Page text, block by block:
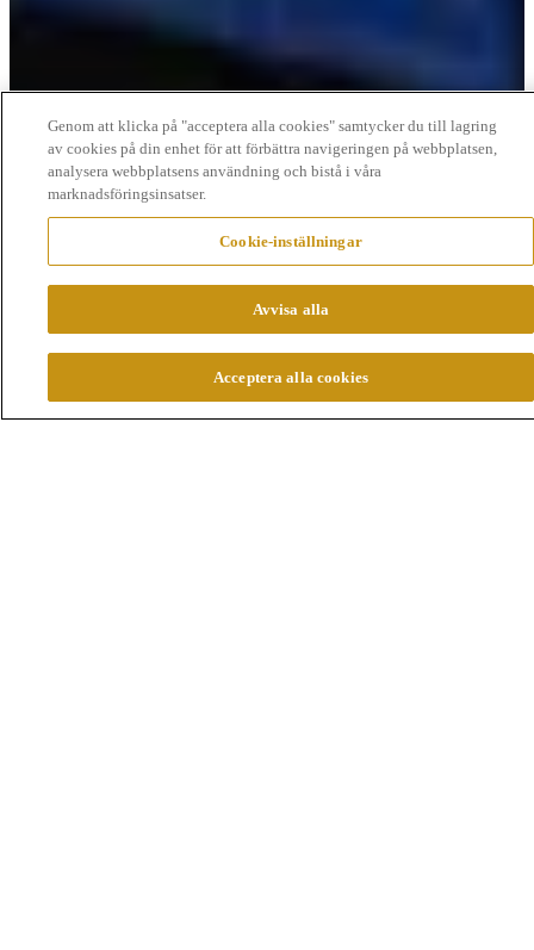
Genom att klicka på "acceptera alla cookies" samtycker du till lagring
av cookies på din enhet för att förbättra navigeringen på webbplatsen,
analysera webbplatsens användning och bistå i våra
marknadsföringsinsatser.
Cookie-inställningar
Avvisa alla
Acceptera alla cookies